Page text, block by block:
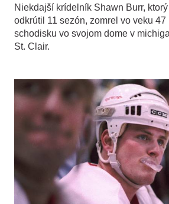
Niekdajší krídelník Shawn Burr,
odkrútil 11 sezón, zomrel vo veku
schodisku vo svojom dome v
St. Clair.